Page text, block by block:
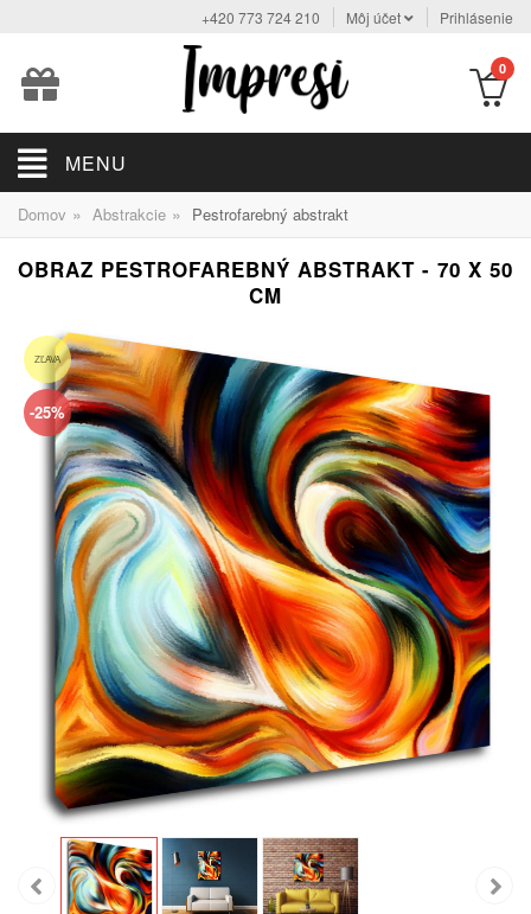
+420 773 724 210 Môj účet Prihlásenie
0
MENU
Domov » Abstrakcie » Pestrofarebný abstrakt
OBRAZ PESTROFAREBNÝ ABSTRAKT - 70 X 50
CM
ZĽAVA
-25%